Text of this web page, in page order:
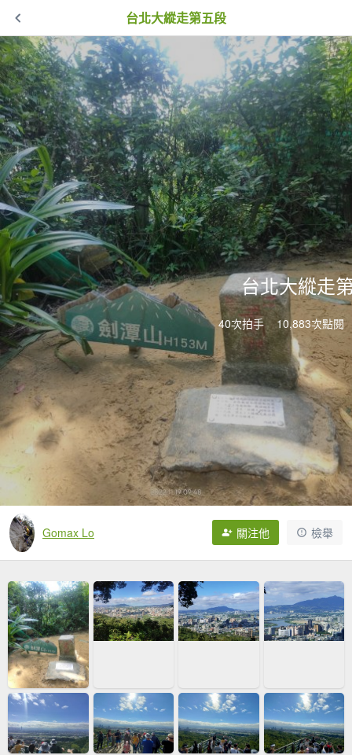
台北大縱走第五段
台北大縱走
40次拍手 10,883次點閱
Gomax Lo 關注他 檢舉